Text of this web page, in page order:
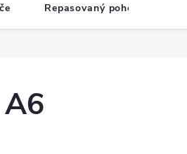
Repasovaný pohon TDM